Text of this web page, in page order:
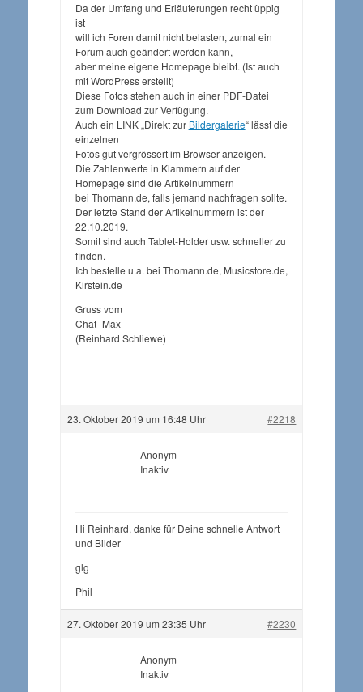
Da der Umfang und Erläuterungen recht üppig
ist
will ich Foren damit nicht belasten, zumal ein
Forum auch geändert werden kann,
aber meine eigene Homepage bleibt. (Ist auch
mit WordPress erstellt)
Diese Fotos stehen auch in einer PDF-Datei
zum Download zur Verfügung.
Auch ein LINK „Direkt zur Bildergalerie“ lässt die
einzelnen
Fotos gut vergrössert im Browser anzeigen.
Die Zahlenwerte in Klammern auf der
Homepage sind die Artikelnummern
bei Thomann.de, falls jemand nachfragen sollte.
Der letzte Stand der Artikelnummern ist der
22.10.2019.
Somit sind auch Tablet-Holder usw. schneller zu
finden.
Ich bestelle u.a. bei Thomann.de, Musicstore.de,
Kirstein.de
Gruss vom
Chat_Max
(Reinhard Schliewe)
23. Oktober 2019 um 16:48 Uhr #2218
Anonym
Inaktiv
Hi Reinhard, danke für Deine schnelle Antwort
und Bilder
glg
Phil
27. Oktober 2019 um 23:35 Uhr #2230
Anonym
Inaktiv